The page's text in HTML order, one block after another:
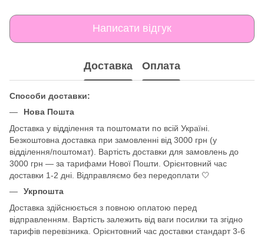
Написати відгук
Доставка Оплата
Способи доставки:
Нова Пошта
Доставка у відділення та поштомати по всій Україні.
Безкоштовна доставка при замовленні від 3000 грн (у
відділення/поштомат). Вартість доставки для замовлень до
3000 грн — за тарифами Нової Пошти. Орієнтовний час
доставки 1-2 дні. Відправляємо без передоплати 🤍
Укрпошта
Доставка здійснюється з повною оплатою перед
відправленням. Вартість залежить від ваги посилки та згідно
тарифів перевізника. Орієнтовний час доставки стандарт 3-6